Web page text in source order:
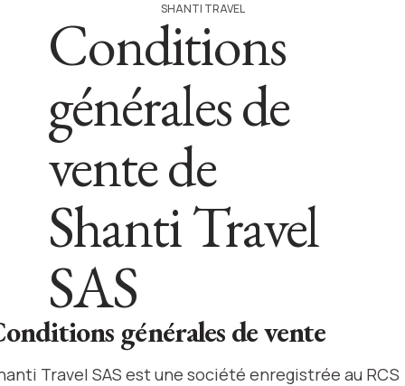
SHANTI TRAVEL
Conditions
générales de
vente de
Shanti Travel
SAS
générales de vente
Travel SAS est une société enregistrée au RCS